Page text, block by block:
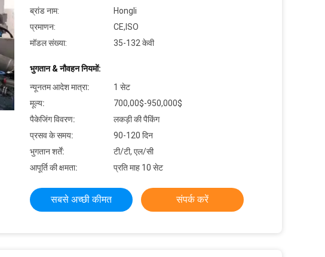
ब्रांड नाम:
Hongli
प्रमाणन:
CE,ISO
मॉडल संख्या:
35-132 केवी
भुगतान & नौवहन नियमों:
न्यूनतम आदेश मात्रा:
1 सेट
मूल्य:
700,00$-950,000$
पैकेजिंग विवरण:
लकड़ी की पैकिंग
प्रसव के समय:
90-120 दिन
भुगतान शर्तें:
टी/टी, एल/सी
आपूर्ति की क्षमता:
प्रति माह 10 सेट
सबसे अच्छी कीमत संपर्क करें